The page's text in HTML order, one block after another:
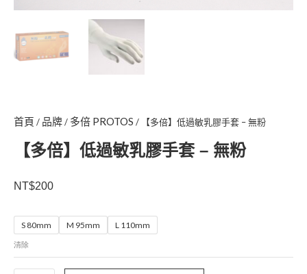
首頁 / 品牌/ 多倍 PROTOS / 【多倍】低過敏乳膠手套 – 無粉
【多倍】低過敏乳膠手套 – 無粉
NT$200
S 80mm M 95mm L 110mm
清除
【多
倍】
低